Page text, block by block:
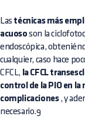
Las técnicas más
acuoso son la
endoscópica,
cualquier, caso hace
CFCL, la CFCL
control de la PIO en
complicaciones, y
necesario.9